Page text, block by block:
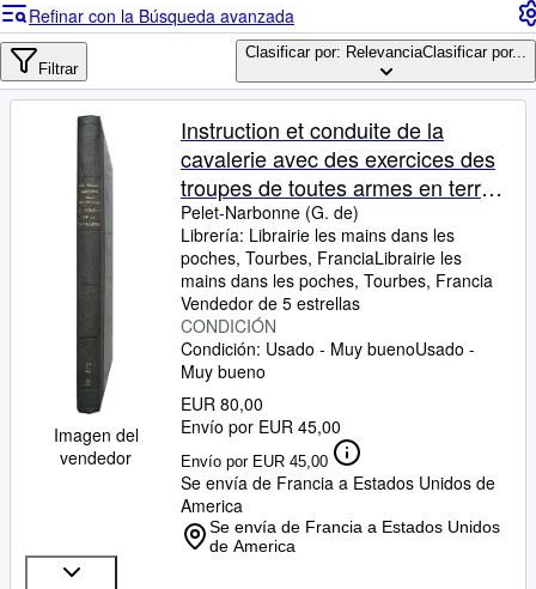
Colecciones
Libros antiguos
Arte y coleccionismo
Vendedores
Comenzar a vender
CERRAR
Refinar con la Búsqueda avanzada
Filtrar
Clasificar por: RelevanciaClasificar por...
Imagen del
vendedor
Instruction et conduite de la
cavalerie avec des exercices des
troupes de toutes armes en terrain
varié. - Testament d'un cavalier
(traduit de l'allemand).
Pelet-Narbonne (G. de)
Librería: Librairie les mains dans les
poches, Tourbes, FranciaLibrairie les
mains dans les poches, Tourbes, Francia
Vendedor de 5 estrellas
CONDICIÓN
Condición: Usado - Muy buenoUsado -
Muy bueno
EUR 80,00
Envío por EUR 45,00
Envío por EUR 45,00
Se envía de Francia a Estados Unidos de
America
Se envía de Francia a Estados Unidos
de America